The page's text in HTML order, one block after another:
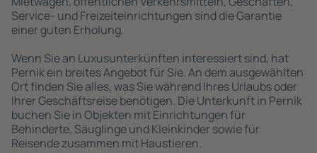
Service- und Freizeiteinrichtungen sind die Garantie
einer guten Erholung.
Wenn Sie an Luxusunterkünften interessiert sind, hat
Pernik ein breites Angebot für Sie. An dem ausgewählten
Ort finden Sie alles, was Sie während Ihres Urlaubs oder
Ihrer Geschäftsreise benötigen. Die Unterkunft in Pernik
buchen Sie in Objekten mit Einrichtungen für
Behinderte, Säuglinge und Kleinkinder sowie für
Reisende zusammen mit Haustieren.